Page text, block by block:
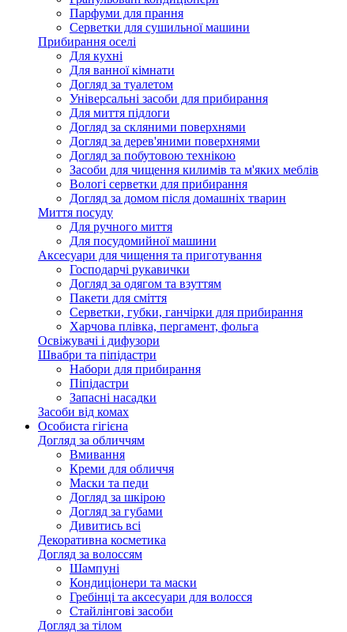
Парфуми для прання
Серветки для сушильної машини
Прибирання оселі
Для кухні
Для ванної кімнати
Догляд за туалетом
Універсальні засоби для прибирання
Для миття підлоги
Догляд за скляними поверхнями
Догляд за дерев'яними поверхнями
Догляд за побутовою технікою
Засоби для чищення килимів та м'яких меблів
Вологі серветки для прибирання
Догляд за домом після домашніх тварин
Миття посуду
Для ручного миття
Для посудомийної машини
Аксесуари для чищення та приготування
Господарчі рукавички
Догляд за одягом та взуттям
Пакети для сміття
Серветки, губки, ганчірки для прибирання
Харчова плівка, пергамент, фольга
Освіжувачі і дифузори
Швабри та піпідастри
Набори для прибирання
Піпідастри
Запасні насадки
Засоби від комах
Особиста гігієна
Догляд за обличчям
Вмивання
Креми для обличчя
Маски та педи
Догляд за шкірою
Догляд за губами
Дивитись всі
Декоративна косметика
Догляд за волоссям
Шампуні
Кондиціонери та маски
Гребінці та аксесуари для волосся
Стайлінгові засоби
Догляд за тілом